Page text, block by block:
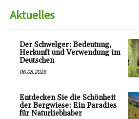
Aktuelles
Der Schwelger: Bedeutung,
Herkunft und Verwendung im
Deutschen
06.08.2026
Entdecken Sie die Schönheit
der Bergwiese: Ein Paradies
für Naturliebhaber